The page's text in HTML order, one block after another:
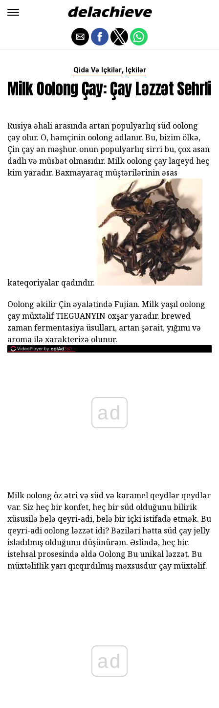
Qida Və Içkilər, Içkilər
Milk Oolong Çay: Çay Ləzzət Sehrli
Rusiya əhali arasında artan populyarlıq süd oolong
çay olur. O, həmçinin oolong adlanır. Bu, bizim ölkə,
Çin çay ən məşhur. onun populyarlıq sirri bu, çox asan
dadlı və müsbət olmasıdır. Milk oolong çay laqeyd heç
kim yaradır. Baxmayaraq müştərilərinin əsas
kateqoriyalar qadındır.
Oolong əkilir Çin əyalətində Fujian. Milk yaşıl oolong
çay müxtəlif TIEGUANYIN oxşar yaradır. brewed
zaman fermentasiya üsulları, artan şərait, yığımı və
aroma ilə xarakterizə olunur.
ad
Milk oolong öz ətri və süd və karamel qeydlər qeydlər
var. Siz heç bir konfet, heç bir süd olduğunu bilirik
xüsusilə belə qeyri-adi, belə bir içki istifadə etmək. Bu
qeyri-adi oolong ləzzət idi? Bəziləri hətta süd çay jelly
isladılmış olduğunu düşünürəm. Əslində, heç bir.
istehsal prosesində əldə Oolong Bu unikal ləzzət. Bu
müxtəliflik yarı qıcqırdılmış məxsusdur çay müxtəlif.
ad